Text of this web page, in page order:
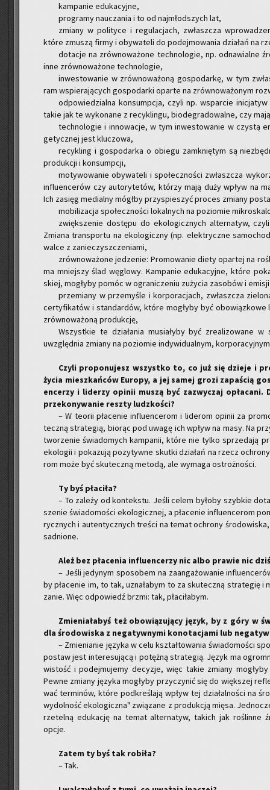
kam­pa­nie edu­ka­cyj­ne,
pro­gra­my na­ucza­nia i to od naj­młod­szych lat,
zmia­ny w po­li­ty­ce i re­gu­la­cjach, zwłasz­cza
które zmu­szą firmy i oby­wa­te­li do po­dej­mo­wa­nia dzia­łań na
do­ta­cje na zrów­no­wa­żo­ne tech­no­lo­gie, np. od­na­wial­ne
inne zrów­no­wa­żo­ne tech­no­lo­gie,
in­we­sto­wa­nie w zrów­no­wa­żo­ną go­spo­dar­kę, w tym
ram wspie­ra­ją­cych go­spo­dar­ki opar­te na zrów­no­wa­żo­nym
od­po­wie­dzial­na kon­sump­cja, czyli np. wspar­cie
takie jak te wy­ko­na­ne z re­cy­klin­gu, bio­de­gra­do­wal­ne, czy
tech­no­lo­gie i in­no­wa­cje, w tym in­we­sto­wa­nie w czy­stą
ge­tycz­nej jest klu­czo­wa,
re­cy­kling i go­spo­dar­ka o obie­gu za­mknię­tym są
pro­duk­cji i kon­sump­cji,
mo­ty­wo­wa­nie oby­wa­te­li i spo­łecz­no­ści zwłasz­cza
in­flu­en­ce­rów czy au­to­ry­te­tów, któ­rzy mają duży wpływ na
Ich za­sięg me­dial­ny mógł­by przy­spie­szyć pro­ces zmia­ny
mo­bi­li­za­cja spo­łecz­no­ści lo­kal­nych na po­zio­mie
zwięk­sze­nie do­stę­pu do eko­lo­gicz­nych al­ter­na­tyw,
Zmia­na trans­por­tu na eko­lo­gicz­ny (np. elek­trycz­ne
walce z za­nie­czysz­cze­nia­mi,
zrów­no­wa­żo­ne je­dze­nie: Pro­mo­wa­nie diety opar­tej na
ma mniej­szy ślad wę­glo­wy. Kam­pa­nie edu­ka­cyj­ne, które
skiej, mo­gły­by pomóc w ogra­ni­cze­niu zu­ży­cia za­so­bów i
prze­mia­ny w prze­my­śle i kor­po­ra­cjach, zwłasz­cza
cer­ty­fi­ka­tów i stan­dar­dów, które mo­gły­by być obo­wiąz­ko­we
zrów­no­wa­żo­ną pro­duk­cję,
Wszyst­kie te dzia­ła­nia mu­sia­ły­by być zre­ali­zo­wa­ne
uwzględ­nia zmia­ny na po­zio­mie in­dy­wi­du­al­nym,
Czyli pro­po­nu­jesz wszyst­ko to, co już się dzie­je i
życia miesz­kań­ców Eu­ro­py, a jej samej grozi za­pa­ścią
en­ce­rzy i li­de­rzy opi­nii muszą być za­zwy­czaj opła­ca­ni.
prze­ko­ny­wa­nie resz­ty ludz­ko­ści?
– W teo­rii pła­ce­nie in­flu­en­ce­rom i li­de­rom opi­nii za
tecz­ną stra­te­gią, bio­rąc pod uwagę ich wpływ na masy. Na
two­rze­nie świa­do­mych kam­pa­nii, które nie tylko sprze­da­ją
eko­lo­gii i po­ka­zu­ją po­zy­tyw­ne skut­ki dzia­łań na rzecz
rom może być sku­tecz­ną me­to­dą, ale wy­ma­ga ostroż­no­ści.
Ty byś pła­ci­ła?
– To za­le­ży od kon­tek­stu. Jeśli celem by­ło­by szyb­kie
sze­nie świa­do­mo­ści eko­lo­gicz­nej, a pła­ce­nie in­flu­en­ce­rom
rycz­nych i au­ten­tycz­nych tre­ści na temat ochro­ny
sad­nio­ne.
Ależ bez pła­ce­nia in­flu­en­ce­rzy nic albo pra­wie nic
– Jeśli je­dy­nym spo­so­bem na za­an­ga­żo­wa­nie
by pła­ce­nie im, to tak, uzna­ła­bym to za sku­tecz­ną stra­te­gię
za­nie. Więc od­po­wiedź brzmi: tak, pła­ci­ła­bym.
Zmie­nia­ła­byś też obo­wią­zu­ją­cy język, by z góry w
dla śro­do­wi­ska z ne­ga­tyw­ny­mi ko­no­ta­cja­mi lub
– Zmie­nia­nie ję­zy­ka w celu kształ­to­wa­nia świa­do­mo­ści
po­staw jest in­te­re­su­ją­cą i po­tęż­ną stra­te­gią. Język ma
wi­stość i po­dej­mu­je­my de­cy­zje, więc takie zmia­ny
Pewne zmia­ny ję­zy­ka mo­gły­by przy­czy­nić się do więk­szej
wać ter­mi­nów, które pod­kre­śla­ją wpływ tej dzia­łal­no­ści na
wy­dol­ność eko­lo­gicz­na" zwią­za­ne z pro­duk­cją mięsa.
rze­tel­ną edu­ka­cję na temat al­ter­na­tyw, ta­kich jak ro­ślin­ne
opcje.
Zatem ty byś tak ro­bi­ła?
– Tak.